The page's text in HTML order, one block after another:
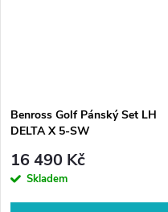
Benross Golf Pánský Set LH
DELTA X 5-SW
16 490 Kč
Skladem